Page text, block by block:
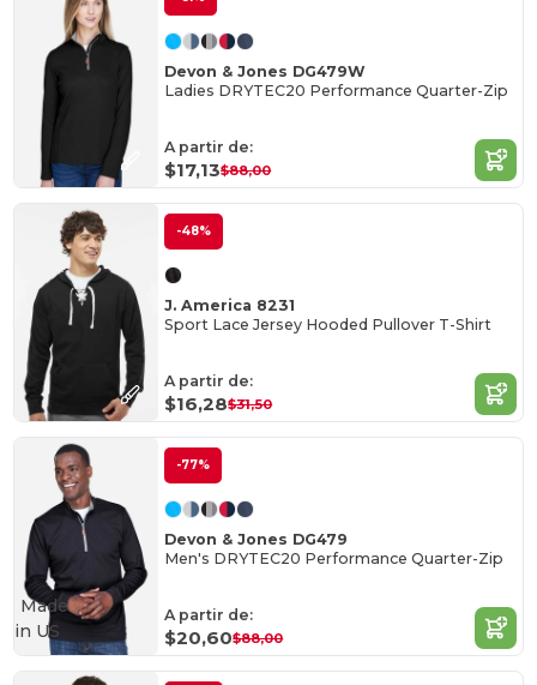
Devon & Jones DG479W
Ladies DRYTEC20 Performance Quarter-Zip
A partir de:
$17,13$88,00
-48%
J. America 8231
Sport Lace Jersey Hooded Pullover T-Shirt
A partir de:
$16,28$31,50
-77%
Devon & Jones DG479
Men's DRYTEC20 Performance Quarter-Zip
A partir de:
$20,60$88,00
Made
in US